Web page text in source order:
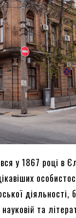
у 1867 році в
діяльності,
та